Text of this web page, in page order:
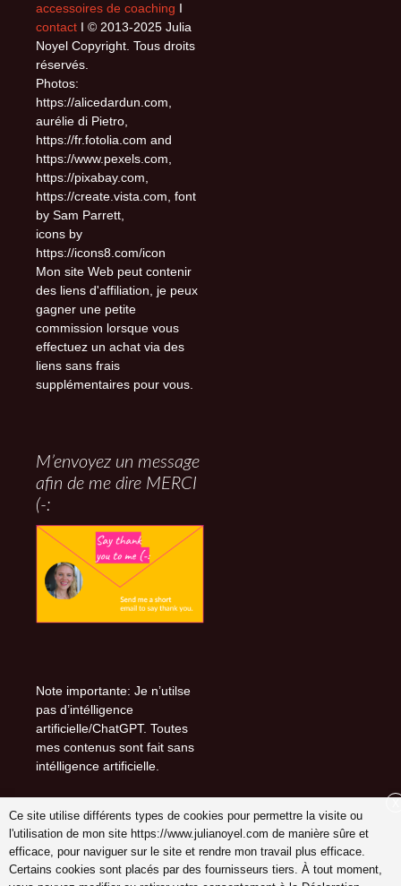
accessoires de coaching I
contact I © 2013-2025 Julia
Noyel Copyright. Tous droits
réservés.
Photos:
https://alicedardun.com,
aurélie di Pietro,
https://fr.fotolia.com and
https://www.pexels.com,
https://pixabay.com,
https://create.vista.com, font
by Sam Parrett,
icons by
https://icons8.com/icon
Mon site Web peut contenir
des liens d'affiliation, je peux
gagner une petite
commission lorsque vous
effectuez un achat via des
liens sans frais
supplémentaires pour vous.
M’envoyez un message
afin de me dire MERCI
(-:
Note importante: Je n’utilse
pas d’intélligence
artificielle/ChatGPT. Toutes
mes contenus sont fait sans
intélligence artificielle.
Suivez-moi sur (-:
youtube
Ce site utilise différents types de cookies pour permettre la visite ou
l'utilisation de mon site https://www.julianoyel.com de manière sûre et
efficace, pour naviguer sur le site et rendre mon travail plus efficace.
Certains cookies sont placés par des fournisseurs tiers. À tout moment,